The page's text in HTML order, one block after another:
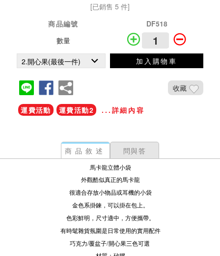
[已銷售 5 件]
商品編號
DF518
數量
加入購物車
收藏
運費活動 運費活動2 ...詳細內容
商品敘述 問與答